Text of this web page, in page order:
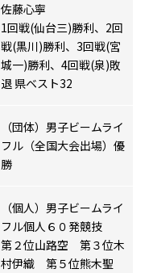
佐藤心寧
1回戦(仙台三)勝利、2回
戦(黒川)勝利、3回戦(宮
城一)勝利、4回戦(泉)敗
退 県ベスト32
（団体）男子ビームライ
フル（全国大会出場）優
勝
（個人）男子ビームライ
フル個人６０発競技
第２位山路空 第３位木
村伊織 第５位熊木聖